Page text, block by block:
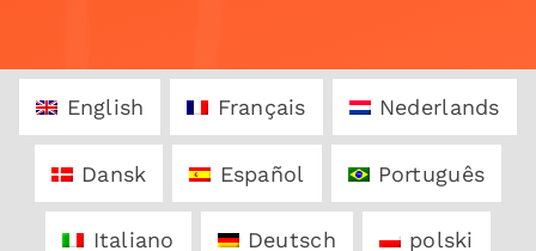
English Français Nederlands
Dansk Español Português
Italiano Deutsch polski